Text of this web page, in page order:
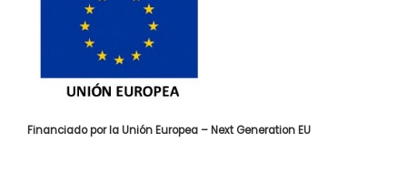
Financiado por la Unión Europea – Next Generation EU